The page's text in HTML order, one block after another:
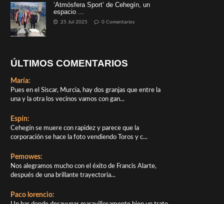
‘Atmósfera Sport’ de Cehegín, un
espacio ...
25 Jul 2025 0 Comentarios
ÚLTIMOS COMENTARIOS
María:
Pues en el Siscar, Murcia, hay dos granjas que entre la
una y la otra los vecinos vamos con gan...
Espín:
Cehegín se muere con rapidez y parece que la
corporación se hace la foto vendiendo Toros y c...
Pemowes:
Nos alegramos mucho con el éxito de Francis Alarte,
después de una brillante trayectoria...
Paco lorencio: